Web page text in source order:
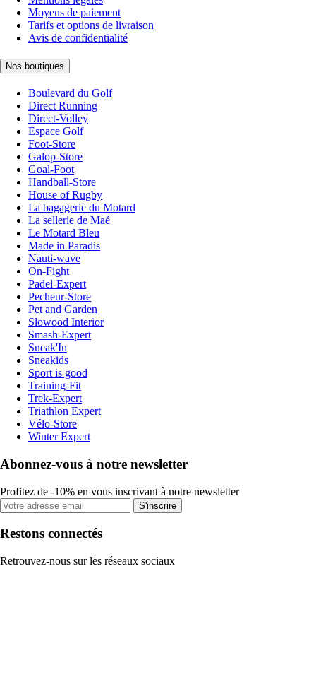
Moyens de paiement
Tarifs et options de livraison
Avis de confidentialité
Nos boutiques
Boulevard du Golf
Direct Running
Direct-Volley
Espace Golf
Foot-Store
Galop-Store
Goal-Foot
Handball-Store
House of Rugby
La bagagerie du Motard
La sellerie de Maé
Le Motard Bleu
Made in Paradis
Nauti-wave
On-Fight
Padel-Expert
Pecheur-Store
Pet and Garden
Slowood Interior
Smash-Expert
Sneak'In
Sneakids
Sport is good
Training-Fit
Trek-Expert
Triathlon Expert
Vélo-Store
Winter Expert
Abonnez-vous à notre newsletter
Profitez de -10% en vous inscrivant à notre newsletter
S'inscrire
Restons connectés
Retrouvez-nous sur les réseaux sociaux